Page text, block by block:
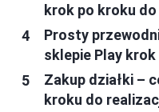
krok po kroku
Prosty
sklepie Play
Zakup działki –
kroku do